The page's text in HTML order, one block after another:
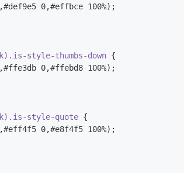
0,#effbce 100%);
style-thumbs-down {
0,#ffebd8 100%);
style-quote {
0,#e8f4f5 100%);